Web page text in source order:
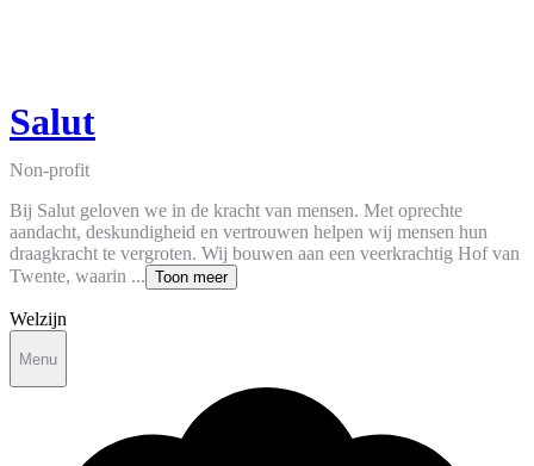
Salut
Non-profit
Bij Salut geloven we in de kracht van mensen. Met oprechte
aandacht, deskundigheid en vertrouwen helpen wij mensen hun
draagkracht te vergroten. Wij bouwen aan een veerkrachtig Hof van
Twente, waarin ... Toon meer
Welzijn
Menu